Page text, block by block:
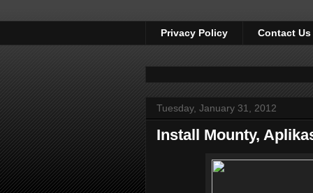
Privacy Policy Contact Us
Tuesday, January 31, 2012
Install Mounty,